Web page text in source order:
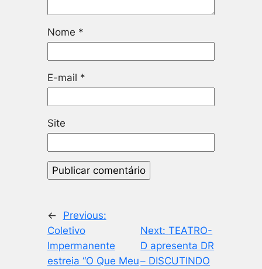
Nome *
E-mail *
Site
←
Previous:
Coletivo
Impermanente
estreia “O Que Meu
Next:TEATRO-
D apresenta DR
– DISCUTINDO